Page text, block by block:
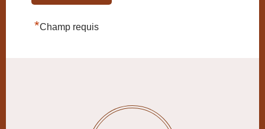
*Champ requis